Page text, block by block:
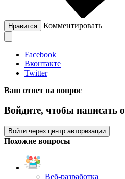
Нравится Комментировать
Facebook
Вконтакте
Twitter
Ваш ответ на вопрос
Войдите, чтобы написать
Войти через центр авторизации
Похожие вопросы
Веб-разработка